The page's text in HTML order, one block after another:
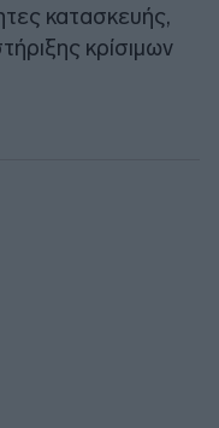
κατασκευής,
κρίσιμων